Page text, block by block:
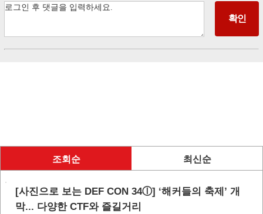
조회순 최신순
[사진으로 보는 DEF CON 34ⓛ] ‘해커들의 축제’ 개
막... 다양한 CTF와 즐길거리